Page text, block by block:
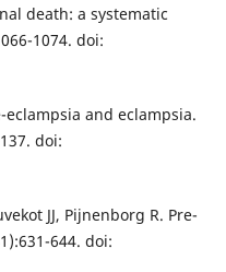
death: a systematic
1074. doi:
and eclampsia.
doi:
JJ, Pijnenborg R. Pre-
644. doi: